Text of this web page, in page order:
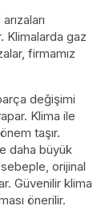
Klimalarda gaz
firmamız
değişimi
Klima ile
taşır.
daha büyük
orijinal
Güvenilir klima
önerilir.